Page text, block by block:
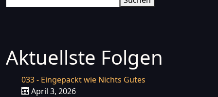
Aktuellste Folgen
033 - Eingepackt wie Nichts Gutes
April 3, 2026